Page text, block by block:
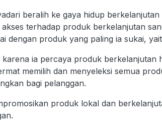
beralih ke gaya hidup
terhadap produk berkelanjutan
dengan produk yang paling ia sukai,
ia percaya produk berkelanjutan
memilih dan menyeleksi semua
bagi pelanggan.
produk lokal dan